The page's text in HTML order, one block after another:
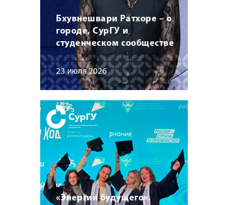
Бхувнешвари Ратхоре – о
городе, СурГУ и
студенческом сообществе
23 июля 2026
«Энергия будущего».